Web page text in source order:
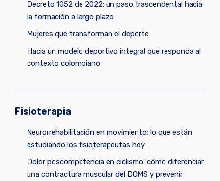
Decreto 1052 de 2022: un paso trascendental hacia
la formación a largo plazo
Mujeres que transforman el deporte
Hacia un modelo deportivo integral que responda al
contexto colombiano
Fisioterapia
Neurorrehabilitación en movimiento: lo que están
estudiando los fisioterapeutas hoy
Dolor poscompetencia en ciclismo: cómo diferenciar
una contractura muscular del DOMS y prevenir